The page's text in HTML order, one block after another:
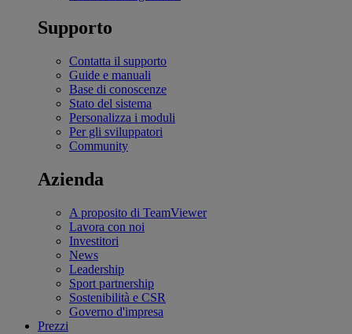
Supporto
Contatta il supporto
Guide e manuali
Base di conoscenze
Stato del sistema
Personalizza i moduli
Per gli sviluppatori
Community
Azienda
A proposito di TeamViewer
Lavora con noi
Investitori
News
Leadership
Sport partnership
Sostenibilità e CSR
Governo d'impresa
Prezzi